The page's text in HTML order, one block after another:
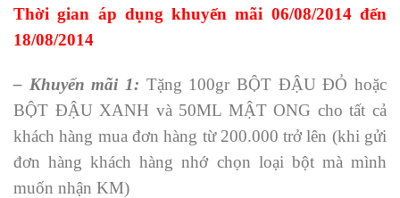
Thời gian áp dụng khuyến mãi 06/08/2014 đến
18/08/2014
– Khuyến mãi 1: Tặng 100gr BỘT ĐẬU ĐỎ hoặc
BỘT ĐẬU XANH và 50ML MẬT ONG cho tất cả
khách hàng mua đơn hàng từ 200.000 trở lên (khi gửi
đơn hàng khách hàng nhớ chọn loại bột mà mình
muốn nhận KM)